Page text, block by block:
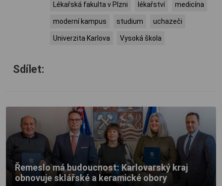
Lékařská fakulta v Plzni lékařství medicína
moderní kampus studium uchazeči
Univerzita Karlova Vysoká škola
Sdílet:
Řemeslo má budoucnost: Karlovarský kraj
obnovuje sklářské a keramické obory